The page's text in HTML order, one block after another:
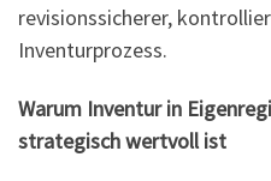
revisionssicherer,
Inventurprozess.
Warum Inventur in
strategisch wertvoll ist